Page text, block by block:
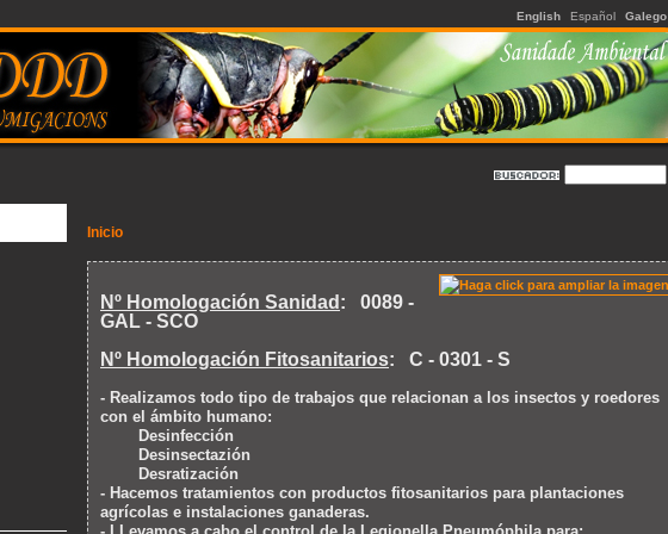
English Español Galego
Inicio
Nº Homologación Sanidad : 0089 -
GAL - SCO
Nº Homologación Fitosanitarios: C - 0301 - S
- Realizamos todo tipo de trabajos que relacionan a los insectos y roedores
con el ámbito humano:
Desinfección
Desinsectazión
Desratización
- Hacemos tratamientos con productos fitosanitarios para plantaciones
agrícolas e instalaciones ganaderas.